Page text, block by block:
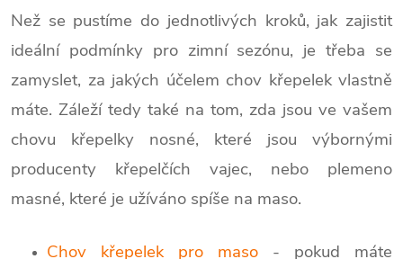
Než se pustíme do jednotlivých kroků, jak zajistit
ideální podmínky pro zimní sezónu, je třeba se
zamyslet, za jakých účelem chov křepelek vlastně
máte. Záleží tedy také na tom, zda jsou ve vašem
chovu křepelky nosné, které jsou výbornými
producenty křepelčích vajec, nebo plemeno
masné, které je užíváno spíše na maso.
Chov křepelek pro maso - pokud máte